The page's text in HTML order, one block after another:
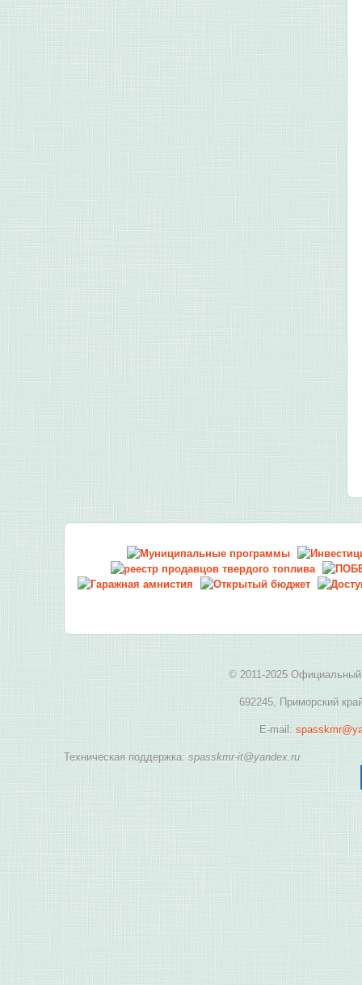
© 2011-2025 Официальный
692245, Приморский
E-mail:
Техническая поддержка: spasskmr-it@yandex.ru